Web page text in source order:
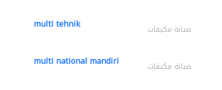
multi tehnik صيانة مكيفات
multi national mandiri صيانة مكيفات